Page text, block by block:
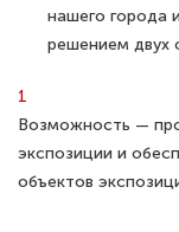
нашего города
решением двух
Возможность —
экспозиции и
объектов